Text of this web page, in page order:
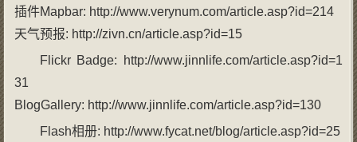
插件Mapbar: http://www.verynum.com/article.asp?id=214
天气预报: http://zivn.cn/article.asp?id=15
Flickr Badge: http://www.jinnlife.com/article.asp?id=1
31
BlogGallery: http://www.jinnlife.com/article.asp?id=130
Flash相册: http://www.fycat.net/blog/article.asp?id=25